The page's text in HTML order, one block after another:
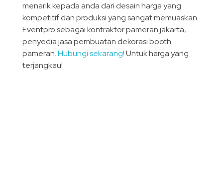
menarik kepada anda dari desain harga yang
kompetitif dan produksi yang sangat memuaskan.
Eventpro sebagai kontraktor pameran jakarta,
penyedia jasa pembuatan dekorasi booth
pameran.Hubungi sekarang!Untuk harga yang
terjangkau!